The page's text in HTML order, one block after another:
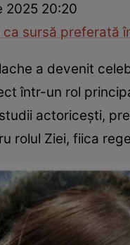
2025 20:20
sursă preferată
a devenit
într-un rol
actoricești,
rolul Ziei, fiica